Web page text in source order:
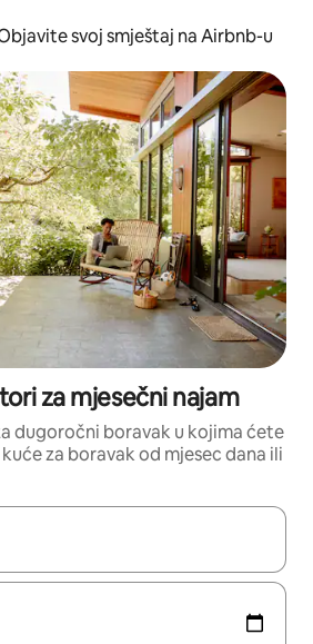
svoj smještaj na Airbnb-u
za mjesečni najam
dugoročni boravak u kojima ćete
za boravak od mjesec dana ili
možete da se krećete kroz njih